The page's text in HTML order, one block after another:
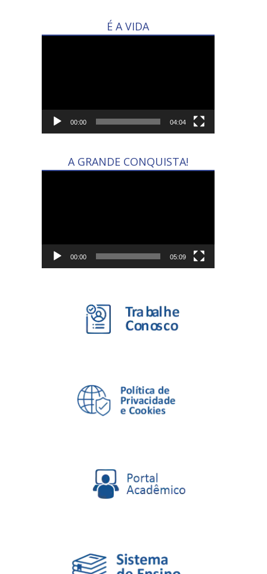
É A VIDA
00:00 04:04
A GRANDE CONQUISTA!
00:00 05:09